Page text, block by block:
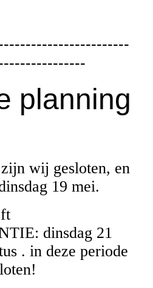
planning
wij gesloten, en
19 mei.
dinsdag 21
. in deze periode